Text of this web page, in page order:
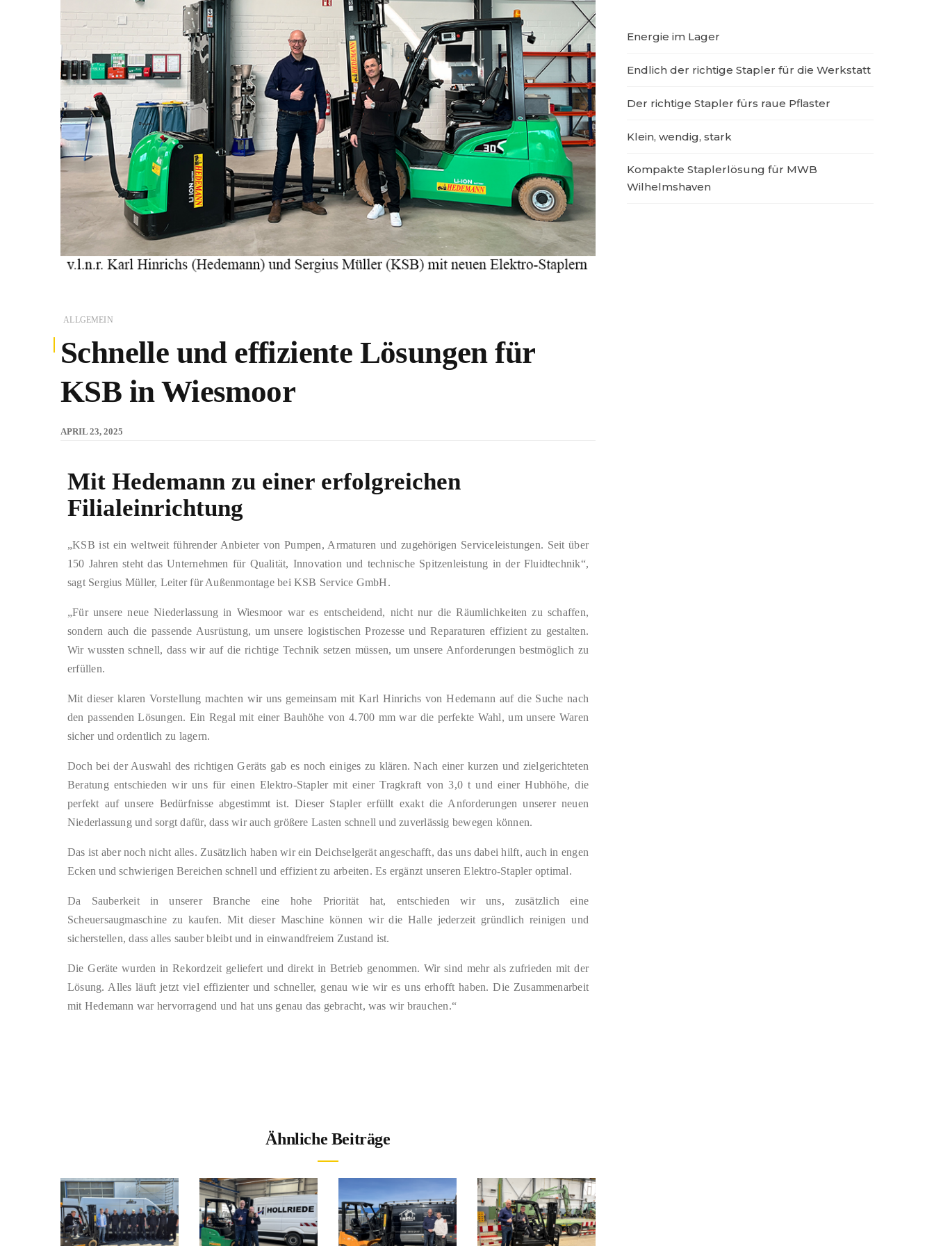
ALLGEMEIN
Schnelle und effiziente Lösungen für
KSB in Wiesmoor
APRIL 23, 2025
Mit Hedemann zu einer erfolgreichen
Filialeinrichtung
„KSB ist ein weltweit führender Anbieter von Pumpen, Armaturen und zugehörigen Serviceleistungen. Seit über
150 Jahren steht das Unternehmen für Qualität, Innovation und technische Spitzenleistung in der Fluidtechnik“,
sagt Sergius Müller, Leiter für Außenmontage bei KSB Service GmbH.
„Für unsere neue Niederlassung in Wiesmoor war es entscheidend, nicht nur die Räumlichkeiten zu schaffen,
sondern auch die passende Ausrüstung, um unsere logistischen Prozesse und Reparaturen effizient zu gestalten.
Wir wussten schnell, dass wir auf die richtige Technik setzen müssen, um unsere Anforderungen bestmöglich zu
erfüllen.
Mit dieser klaren Vorstellung machten wir uns gemeinsam mit Karl Hinrichs von Hedemann auf die Suche nach
den passenden Lösungen. Ein Regal mit einer Bauhöhe von 4.700 mm war die perfekte Wahl, um unsere Waren
sicher und ordentlich zu lagern.
Doch bei der Auswahl des richtigen Geräts gab es noch einiges zu klären. Nach einer kurzen und zielgerichteten
Beratung entschieden wir uns für einen Elektro-Stapler mit einer Tragkraft von 3,0 t und einer Hubhöhe, die
perfekt auf unsere Bedürfnisse abgestimmt ist. Dieser Stapler erfüllt exakt die Anforderungen unserer neuen
Niederlassung und sorgt dafür, dass wir auch größere Lasten schnell und zuverlässig bewegen können.
Das ist aber noch nicht alles. Zusätzlich haben wir ein Deichselgerät angeschafft, das uns dabei hilft, auch in engen
Ecken und schwierigen Bereichen schnell und effizient zu arbeiten. Es ergänzt unseren Elektro-Stapler optimal.
Da Sauberkeit in unserer Branche eine hohe Priorität hat, entschieden wir uns, zusätzlich eine
Scheuersaugmaschine zu kaufen. Mit dieser Maschine können wir die Halle jederzeit gründlich reinigen und
sicherstellen, dass alles sauber bleibt und in einwandfreiem Zustand ist.
Die Geräte wurden in Rekordzeit geliefert und direkt in Betrieb genommen. Wir sind mehr als zufrieden mit der
Lösung. Alles läuft jetzt viel effizienter und schneller, genau wie wir es uns erhofft haben. Die Zusammenarbeit
mit Hedemann war hervorragend und hat uns genau das gebracht, was wir brauchen.“
Ähnliche Beiträge
Energie im Lager
Endlich der richtige Stapler für die Werkstatt
Der richtige Stapler fürs raue Pflaster
Klein, wendig, stark
Kompakte Staplerlösung für MWB
Wilhelmshaven